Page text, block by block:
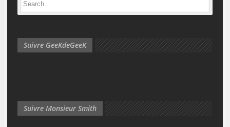
Suivre GeeKdeGeeK
Suivre Monsieur Smith